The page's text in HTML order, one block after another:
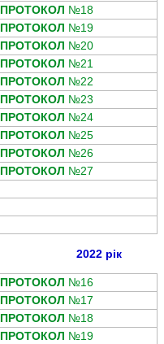
ПРОТОКОЛ №18
ПРОТОКОЛ №19
ПРОТОКОЛ №20
ПРОТОКОЛ №21
ПРОТОКОЛ №22
ПРОТОКОЛ №23
ПРОТОКОЛ №24
ПРОТОКОЛ №25
ПРОТОКОЛ №26
ПРОТОКОЛ №27
2022 рік
ПРОТОКОЛ №16
ПРОТОКОЛ №17
ПРОТОКОЛ №18
ПРОТОКОЛ №19